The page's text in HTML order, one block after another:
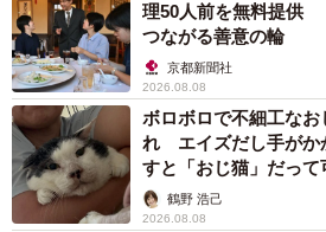
人の火葬と同じく遺骨を拾って骨壺に納める
魚類の火葬依頼は、全支店を合わせ
いう。実際にメダカの火葬を依頼し
「メダカだからとバカにすることな
理50人前を無料提供
つながる善意の輪
京都新聞社
2026.08.08
ボロボロで不細工な
れ エイズだし手がか
すと「おじ猫」だって
鶴野 浩己
2026.08.08